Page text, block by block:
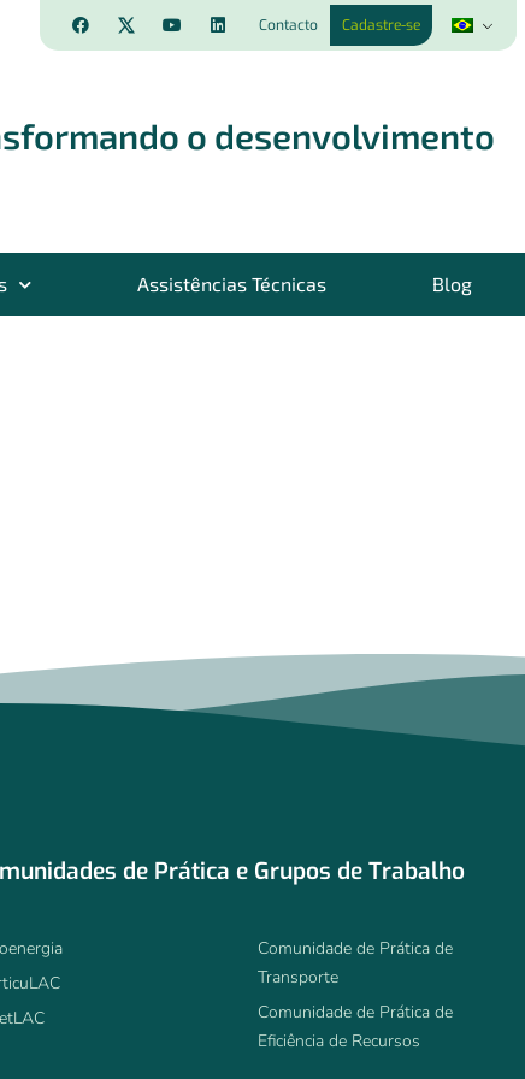
Contacto Cadastre-se
o desenvolvimento
Assistências Técnicas Blog
de Prática e Grupos de Trabalho
Comunidade de Prática de
Transporte
Comunidade de Prática de
Eficiência de Recursos